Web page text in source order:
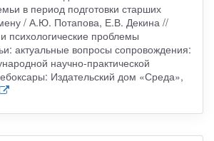
в период подготовки старших
/ А.Ю. Потапова, Е.В. Декина //
психологические проблемы
актуальные вопросы сопровождения:
научно-практической
Издательский дом «Среда»,